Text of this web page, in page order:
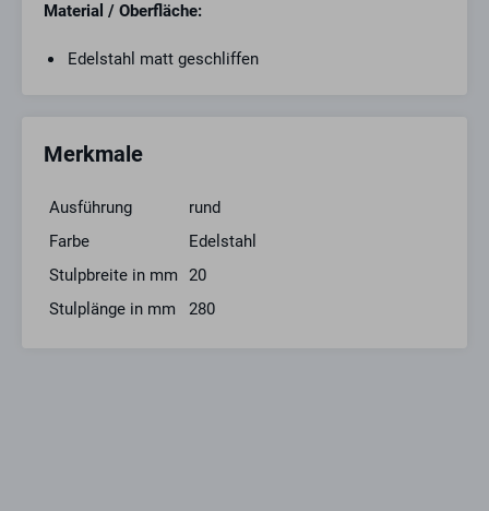
Material / Oberfläche:
Edelstahl matt geschliffen
Merkmale
Ausführung
rund
Farbe
Edelstahl
Stulpbreite in mm
20
Stulplänge in mm
280